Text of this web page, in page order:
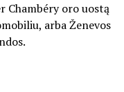
Chambéry oro uostą
arba Ženevos